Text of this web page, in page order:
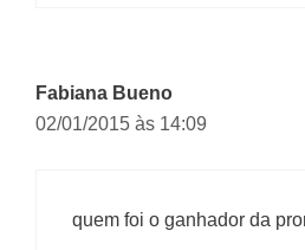
Fabiana Bueno
02/01/2015 às 14:09
quem foi o ganhador da